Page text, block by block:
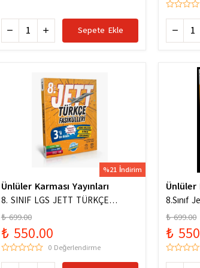
Sepete Ekle
%21 İndirim
Ünlüler Karması Yayınları
8. SINIF LGS JETT TÜRKÇE
FASİKÜLLERİ
₺ 699.00
₺ 550.00
0 Değerlendirme
Ünlüler
8.Sınıf
Soru
₺ 699.00
₺